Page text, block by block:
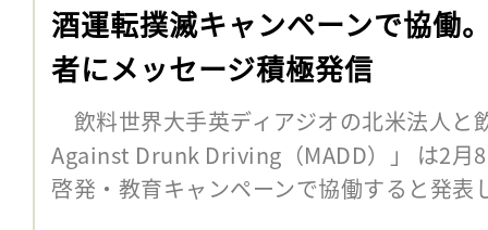
酒運転撲滅キャンペーンで協働
者にメッセージ積極発信
飲料世界大手英ディアジオの北米法人と
Against Drunk Driving（MADD）」 は2月
啓発・教育キャンペーンで協働すると発